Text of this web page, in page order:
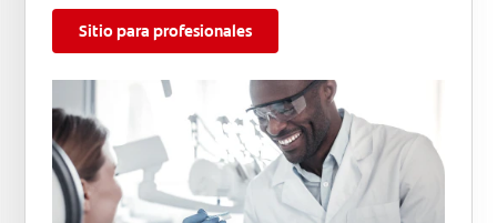
Sitio para profesionales